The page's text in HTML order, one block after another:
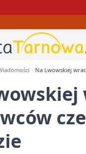
Na Lwowskiej